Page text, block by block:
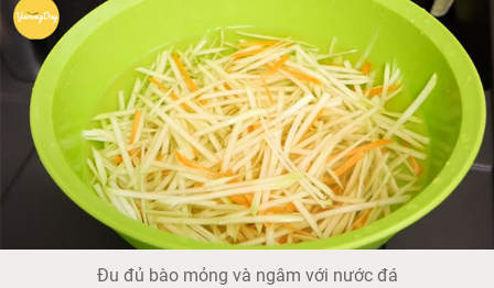
Đu đủ bào mỏng và ngâm với nước đá